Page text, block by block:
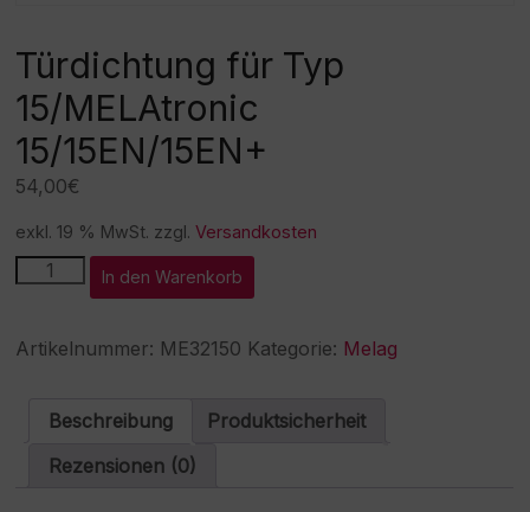
Türdichtung für Typ
15/MELAtronic
15/15EN/15EN+
54,00€
exkl. 19 % MwSt. zzgl.Versandkosten
Türdichtung
für
15/MELAtronic
15/15EN/15EN+
In den Warenkorb
l
e
r
t
Artikelnummer: ME32150 Kategorie: Melag
Beschreibung
Produktsicherheit
Rezensionen (0)